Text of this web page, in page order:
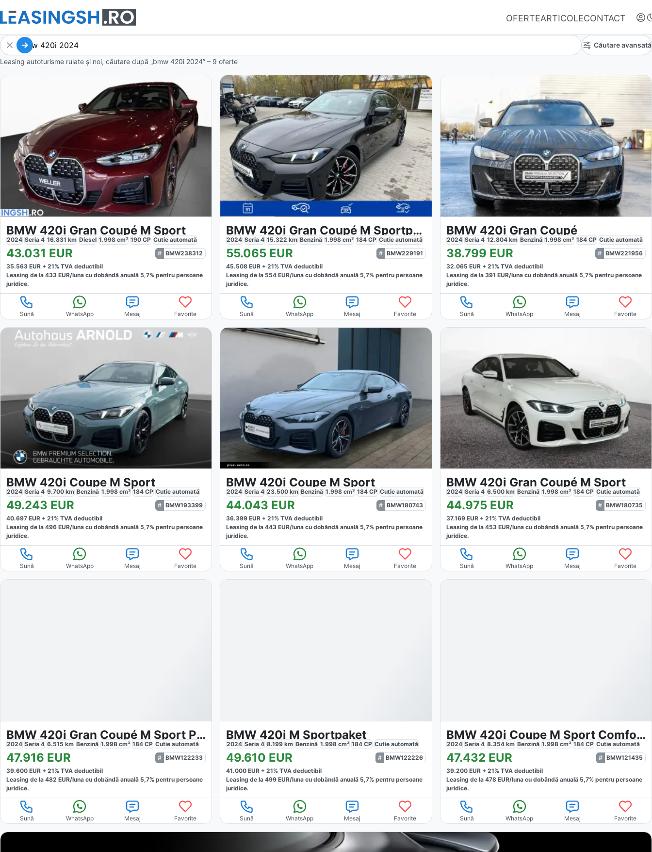
OFERTEARTICOLECONTACT
Autentifică-te
Nu ai oferte favorite
Căutare avansată
Leasing autoturisme rulate și noi, căutare după „bmw 420i 2024” – 9 oferte
BMW 420i Gran Coupé M Sport
2024 Seria 4 16.831 km Diesel 1.998 cm³ 190 CP Cutie automată
43.031 EUR
BMW238312
35.563 EUR + 21% TVA deductibil
Leasing de la 433 EUR/luna cu dobăndă anuală 5,7% pentru persoane
juridice.
Sună WhatsApp Mesaj Favorite
BMW 420i Gran Coupé M Sportpaket
2024 Seria 4 15.322 km Benzină 1.998 cm³ 184 CP Cutieautomată
55.065 EUR
BMW229191
45.508 EUR +21% TVA deductibil
Leasing de la 554 EUR/luna cu dobăndă anuală 5,7% pentru persoane
juridice.
Sună WhatsApp Mesaj Favorite
BMW 420i Gran Coupé
2024 Seria 4 12.804km Benzină 1.998cm³ 184CP Cutie automată
38.799 EUR
BMW221956
32.065 EUR + 21% TVA deductibil
Leasing de la 391 EUR/lunacu dobăndă anuală 5,7% pentru persoane
juridice.
Sună WhatsApp Mesaj Favorite
BMW 420i Coupe M Sport
2024 Seria 4 9.700 km Benzină 1.998 cm³ 184 CP Cutie automată
49.243 EUR
BMW193399
40.697 EUR + 21% TVA deductibil
Leasing de la 496 EUR/luna cu dobăndă anuală 5,7% pentru persoane
juridice.
Sună WhatsApp Mesaj Favorite
BMW 420i Coupe M Sport
2024 Seria 4 23.500 km Benzină 1.998 cm³ 184 CP Cutieautomată
44.043 EUR
BMW180743
36.399 EUR +21% TVA deductibil
Leasing de la443 EUR/luna cu dobăndă anuală 5,7% pentru persoane
juridice.
Sună WhatsApp Mesaj Favorite
BMW 420i Gran Coupé M Sport
2024 Seria 4 6.500km Benzină 1.998cm³ 184CP Cutie automată
44.975EUR
BMW180735
37.169EUR + 21% TVA deductibil
Leasing de la 453EUR/lunacu dobăndă anuală 5,7% pentru persoane
juridice.
Sună WhatsApp Mesaj Favorite
BMW 420i Gran Coupé M Sport Pro
2024 Seria 4 6.515 km Benzină 1.998 cm³ 184 CP Cutie automată
47.916 EUR
BMW122233
39.600 EUR + 21% TVA deductibil
Leasing de la 482 EUR/luna cu dobăndă anuală 5,7% pentru persoane
juridice.
Sună WhatsApp Mesaj Favorite
BMW 420i M Sportpaket
2024 Seria 4 8.199 km Benzină 1.998 cm³ 184 CP Cutieautomată
49.610 EUR
BMW122226
41.000 EUR +21% TVA deductibil
Leasing de la499 EUR/luna cu dobăndă anuală 5,7% pentru persoane
juridice.
Sună WhatsApp Mesaj Favorite
BMW 420i Coupe M Sport Comfort
2024 Seria 4 8.354km Benzină 1.998cm³ 184CP Cutie automată
47.432 EUR
BMW121435
39.200EUR + 21% TVA deductibil
Leasing de la 478EUR/lunacu dobăndă anuală 5,7% pentru persoane
juridice.
Sună WhatsApp Mesaj Favorite